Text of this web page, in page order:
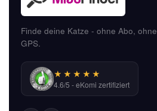
Finde deine Katze - ohne Abo, ohne
GPS.
★★★★★
4.6/5 - eKomi zertifiziert